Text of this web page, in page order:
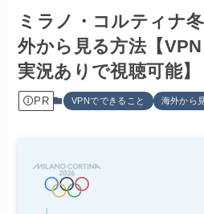
ミラノ・コルティナ
外から見る方法【
実況ありで視聴可能】
PR VPNでできること 海外から